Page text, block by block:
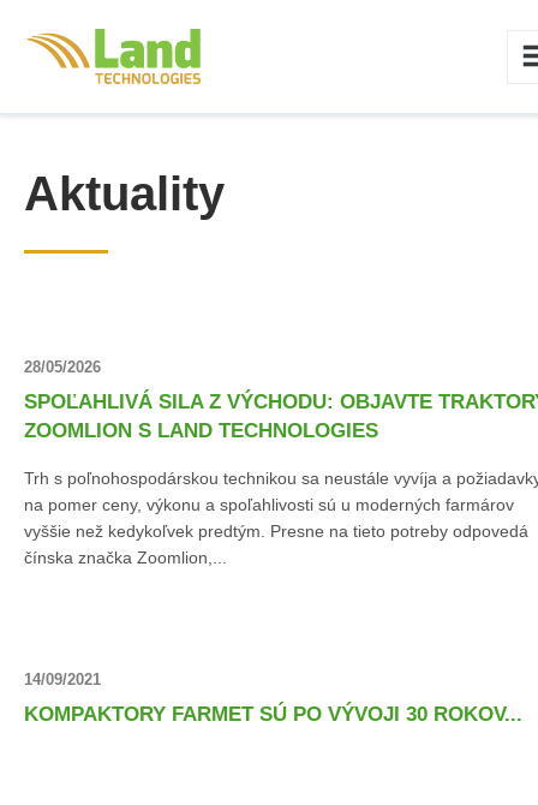
Aktuality
28/05/2026
SPOĽAHLIVÁ SILA Z VÝCHODU: OBJAVTE
ZOOMLION S LAND TECHNOLOGIES
Trh s poľnohospodárskou technikou sa neustále vyvíja a
na pomer ceny, výkonu a spoľahlivosti sú u moderných farmárov
vyššie než kedykoľvek predtým. Presne na tieto potreby odpovedá
čínska značka Zoomlion,...
14/09/2021
KOMPAKTORY FARMET SÚ PO VÝVOJI 30 ROKOV...